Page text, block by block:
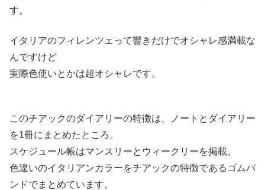
す。
イタリアのフィレンツェって響きだけでオシャレ感満載な
んですけど
実際色使いとかは超オシャレです。
このチアックのダイアリーの特徴は、ノートとダイアリー
を1冊にまとめたところ。
スケジュール帳はマンスリーとウィークリーを掲載。
色違いのイタリアンカラーをチアックの特徴であるゴムバ
ンドでまとめています。